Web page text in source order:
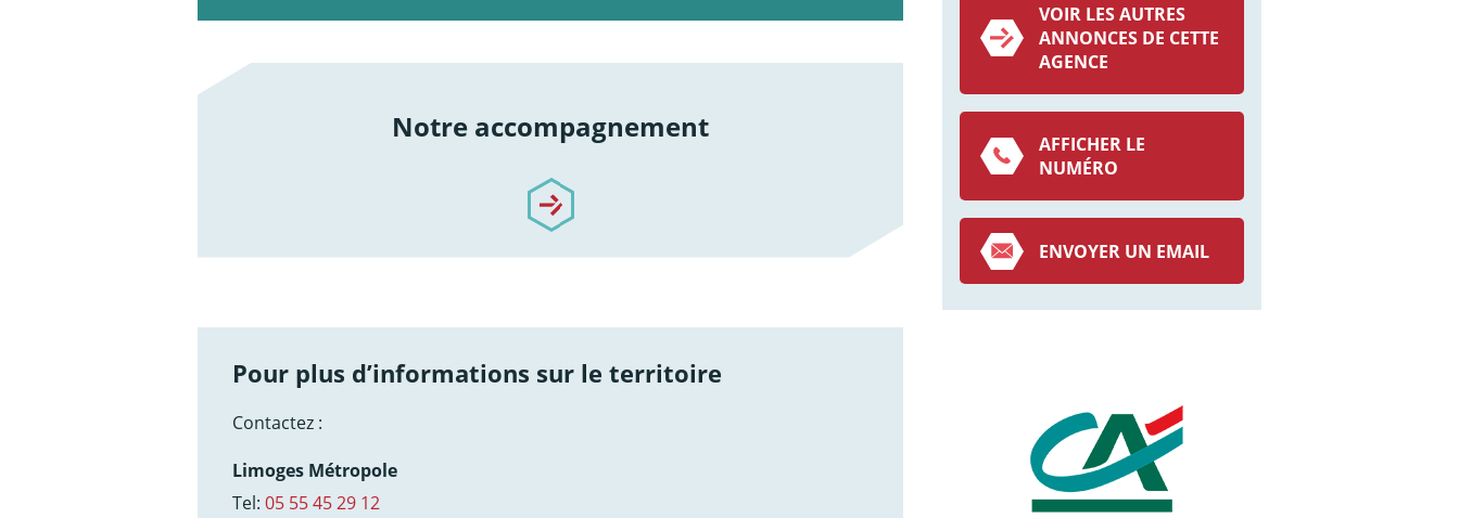
Notre accompagnement
/notre-accompagnement
Pour plus d’informations sur le territoire
Contactez :
Limoges Métropole
Tel: 05 55 45 29 12
VOIR LES AUTRES
ANNONCES DE CETTE
AGENCE
AFFICHER LE
NUMÉRO
ENVOYER UN EMAIL